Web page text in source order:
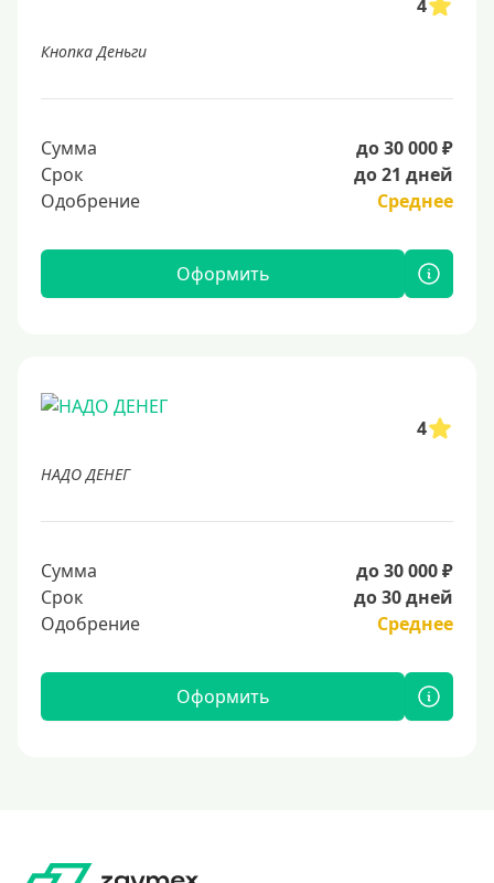
4
Кнопка Деньги
Сумма
до 30 000 ₽
Срок
до 21 дней
Одобрение
Среднее
Оформить
4
НАДО ДЕНЕГ
Сумма
до 30 000 ₽
Срок
до 30 дней
Одобрение
Среднее
Оформить